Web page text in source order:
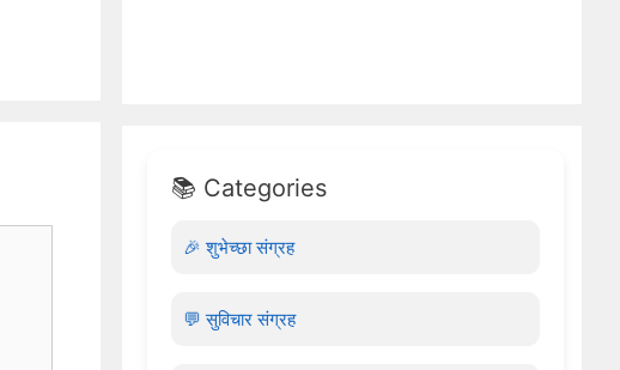
📚 Categories
🎉 शुभेच्छा संग्रह
💬 सुविचार संग्रह